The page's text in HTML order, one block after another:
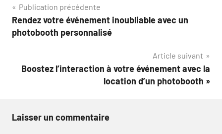
Navigation
de
Publication précédente
Rendez votre événement inoubliable avec un
photobooth personnalisé
Article suivant
Boostez l’interaction à votre événement avec la
location d’un photobooth »
Laisser un commentaire